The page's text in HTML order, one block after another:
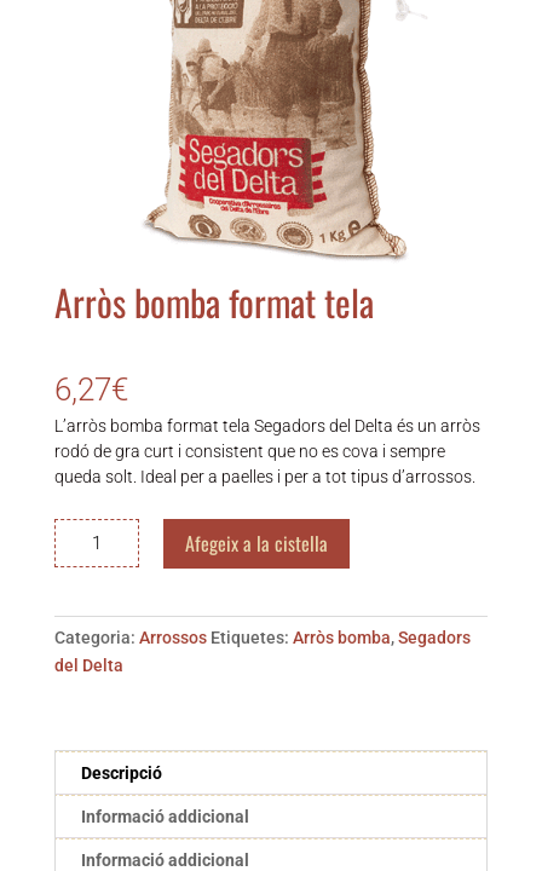
Arròs bomba format tela
6,27€
L’arròs bomba format tela Segadors del Delta és un arròs
rodó de gra curt i consistent que no es cova i sempre
queda solt. Ideal per a paelles i per a tot tipus d’arrossos.
quantitat
de
bomba
format
tela
Afegeix a la cistella
Categoria: Arrossos Etiquetes: Arròs bomba,Segadors
del Delta
Descripció
Informació addicional
Informació addicional